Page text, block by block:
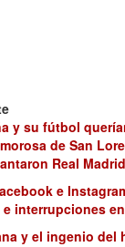
y su fútbol
de San
Real
e
interrupciones
y el ingenio del